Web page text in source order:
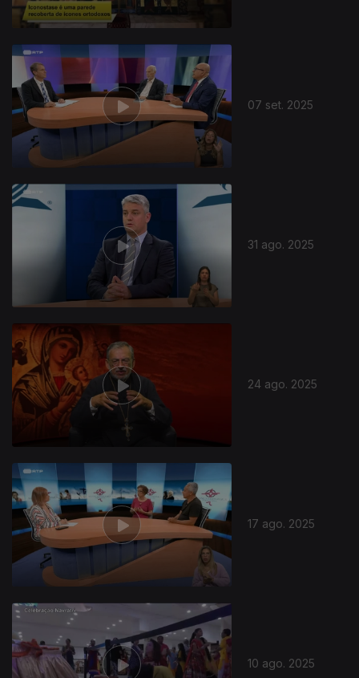
07 set. 2025
31 ago. 2025
24 ago. 2025
871700
17 ago. 2025
10 ago. 2025